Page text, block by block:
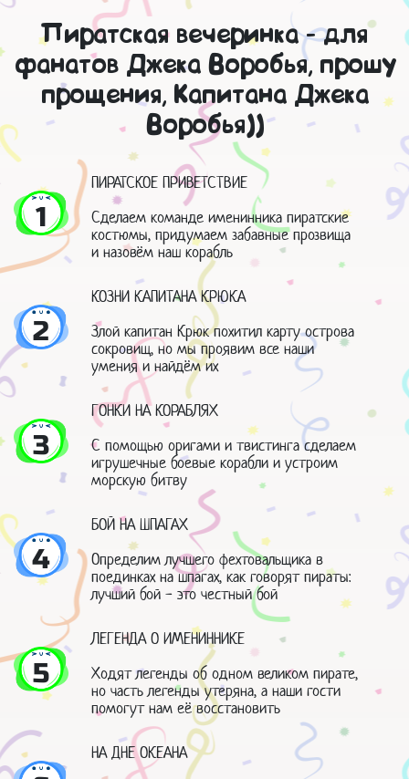
Пиратская вечеринка - для
фанатов Джека Воробья, прошу
прощения, Капитана Джека
Воробья))
1
ПИРАТСКОЕ ПРИВЕТСТВИЕ
Сделаем команде именинника пиратские
костюмы, придумаем забавные прозвища
и назовём наш корабль
2
КОЗНИ КАПИТАНА КРЮКА
Злой капитан Крюк похитил карту острова
сокровищ, но мы проявим все наши
умения и найдём их
3
ГОНКИ НА КОРАБЛЯХ
С помощью оригами и твистинга сделаем
игрушечные боевые корабли и устроим
морскую битву
4
БОЙ НА ШПАГАХ
Определим лучшего фехтовальщика в
поединках на шпагах, как говорят пираты:
лучший бой - это честный бой
5
ЛЕГЕНДА О ИМЕНИННИКЕ
Ходят легенды об одном великом пирате,
но часть легенды утеряна, а наши гости
помогут нам её восстановить
НА ДНЕ ОКЕАНА